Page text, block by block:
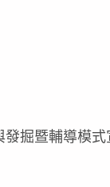
掘暨輔導模式